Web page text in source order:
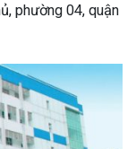
phường 04, quận